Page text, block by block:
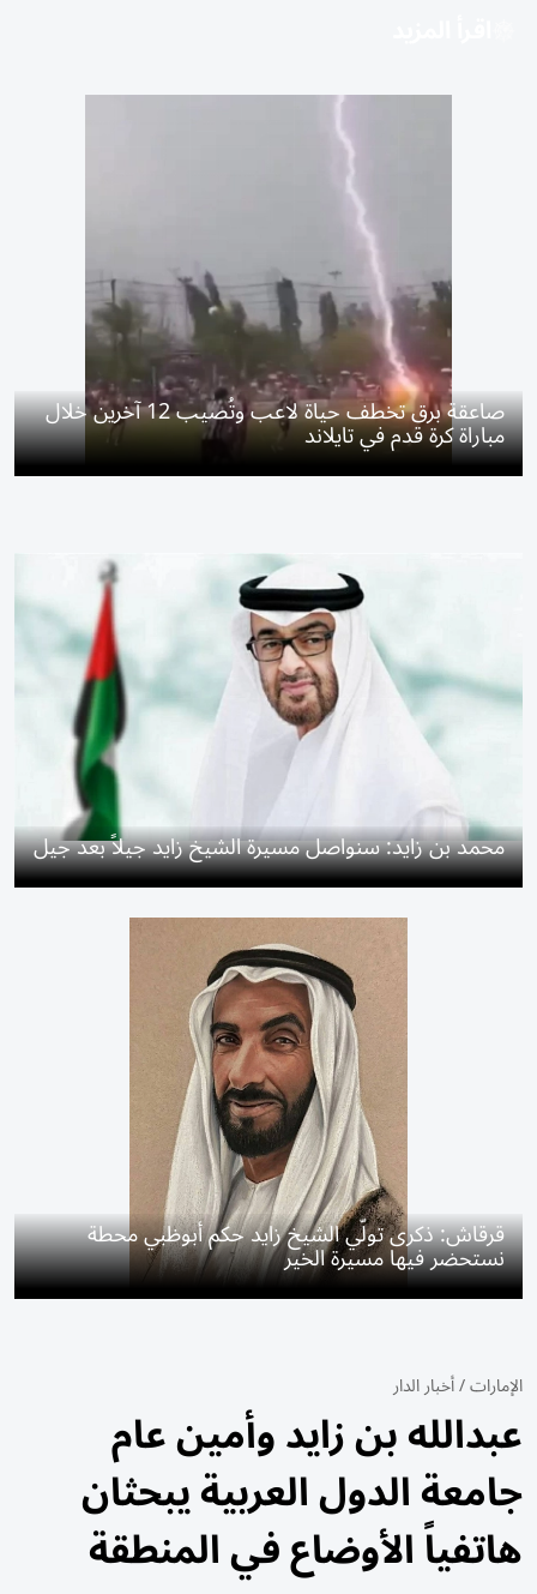
صاعقة برق تخطف حياة لاعب وتُصيب 12 آخرين خلال
مباراة كرة قدم في تايلاند
محمد بن زايد: سنواصل مسيرة الشيخ زايد جيلاً بعد جيل
قرقاش: ذكرى تولّي الشيخ زايد حكم أبوظبي محطة
نستحضر فيها مسيرة الخير
الإمارات/أخبار الدار
عبدالله بن زايد وأمين عام
جامعة الدول العربية يبحثان
هاتفياً الأوضاع في المنطقة